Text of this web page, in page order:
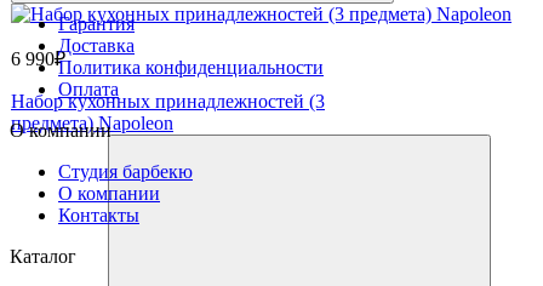
6 990₽
Набор кухонных принадлежностей (3
предмета) Napoleon
Гарантия
Доставка
Политика конфиденциальности
Оплата
О компании
Студия барбекю
О компании
Контакты
Каталог